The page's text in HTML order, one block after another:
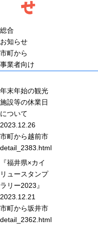
せ
総合
お知らせ
市町から
事業者向け
年末年始の観光
施設等の休業日
について
2023.12.26
市町から越前市
detail_2383.html
『福井県×カイ
リュースタンプ
ラリー2023』
2023.12.21
市町から坂井市
detail_2362.html